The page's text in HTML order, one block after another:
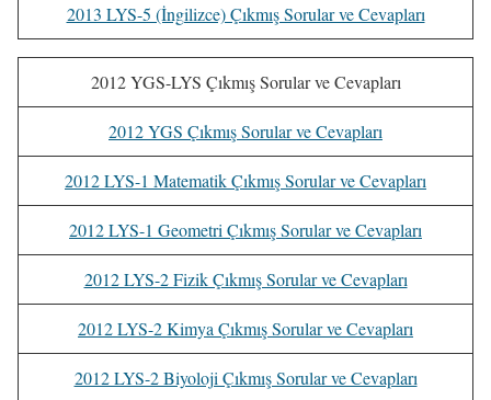
2013 LYS-5 (İngilizce) Çıkmış Sorular ve Cevapları
2012 YGS-LYS Çıkmış Sorular ve Cevapları
2012 YGS Çıkmış Sorular ve Cevapları
2012 LYS-1 Matematik Çıkmış Sorular ve Cevapları
2012 LYS-1 Geometri Çıkmış Sorular ve Cevapları
2012 LYS-2 Fizik Çıkmış Sorular ve Cevapları
2012 LYS-2 Kimya Çıkmış Sorular ve Cevapları
2012 LYS-2 Biyoloji Çıkmış Sorular ve Cevapları